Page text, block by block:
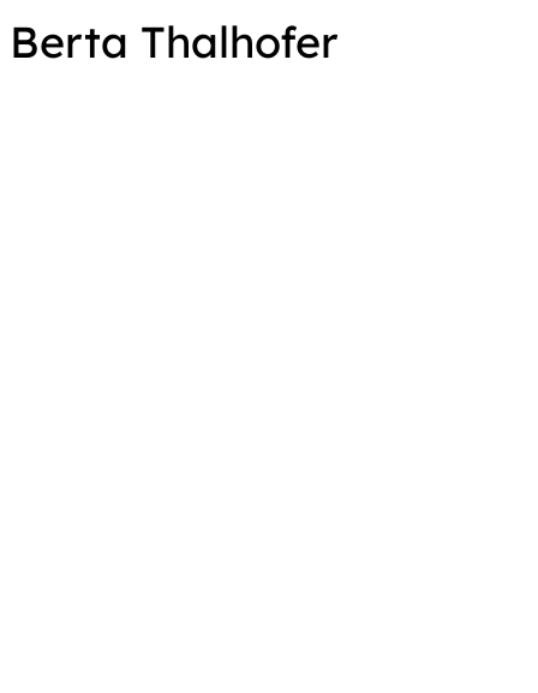
Berta Thalhofer